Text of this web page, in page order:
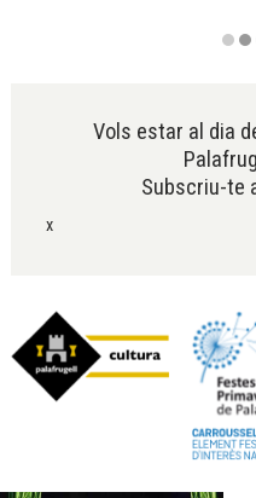
Vols estar al dia
Subscriu-te
x